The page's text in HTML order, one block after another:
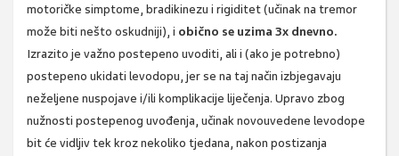
motoričke simptome, bradikinezu i rigiditet (učinak na tremor
može biti nešto oskudniji), i obično se uzima 3x dnevno.
Izrazito je važno postepeno uvoditi, ali i (ako je potrebno)
postepeno ukidati levodopu, jer se na taj način izbjegavaju
neželjene nuspojave i/ili komplikacije liječenja. Upravo zbog
nužnosti postepenog uvođenja, učinak novouvedene levodope
bit će vidljiv tek kroz nekoliko tjedana, nakon postizanja